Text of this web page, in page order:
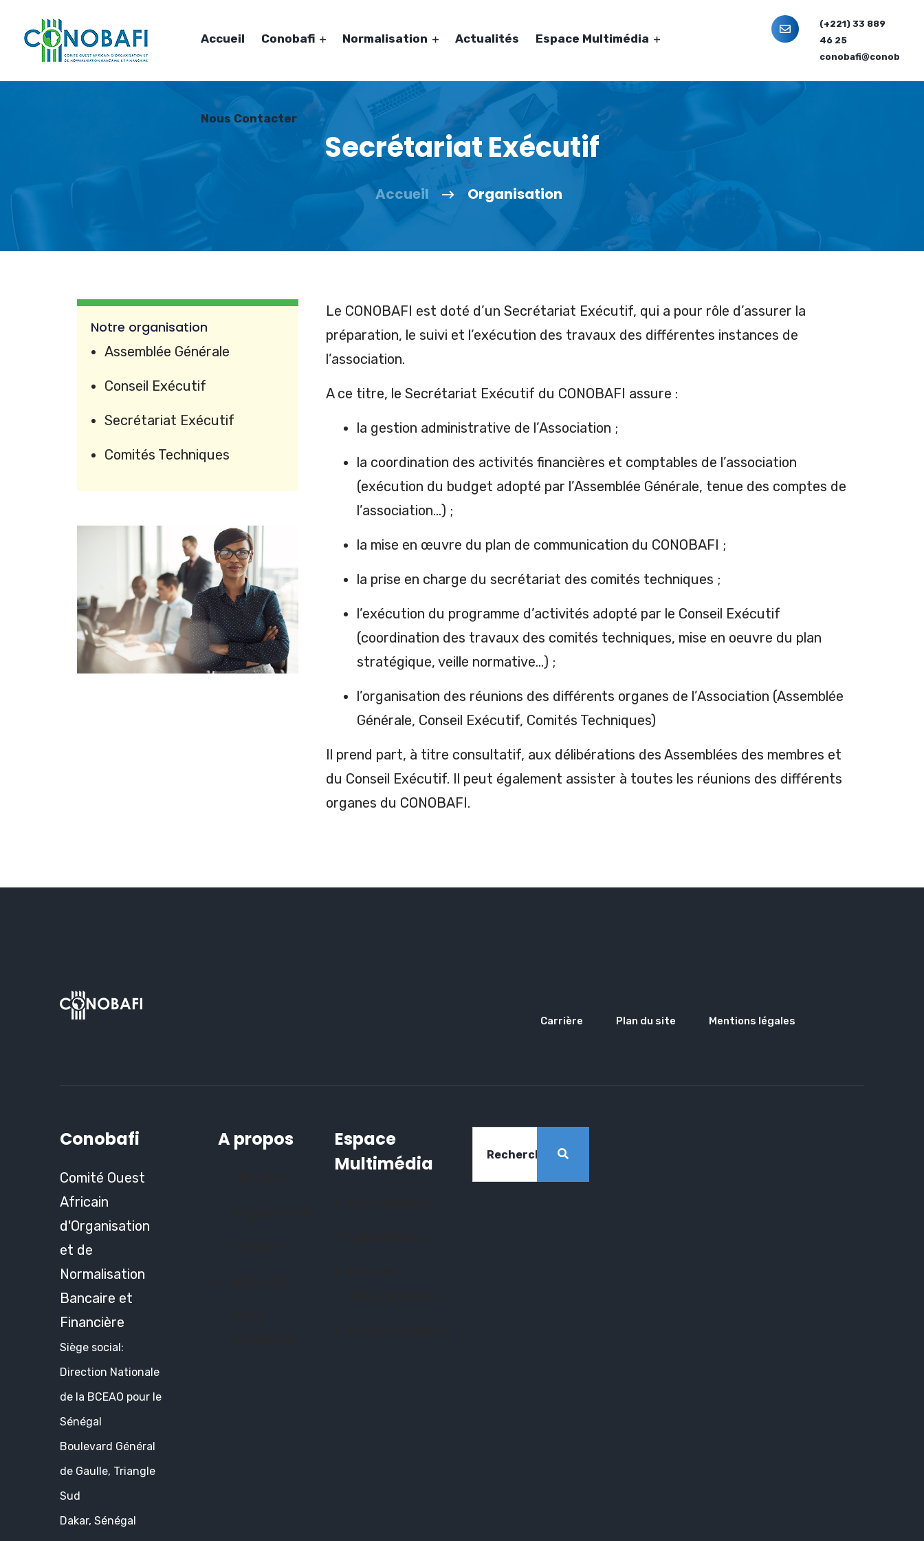
Accueil Conobafi Normalisation Actualités Espace Multimédia
Nous Contacter
(+221) 33 889
46 25
Secrétariat Exécutif
Accueil Organisation
Notre organisation
Assemblée Générale
Conseil Exécutif
Secrétariat Exécutif
Comités Techniques
Le CONOBAFI est doté d’un Secrétariat Exécutif, qui a pour rôle d’assurer la
préparation, le suivi et l’exécution des travaux des différentes instances de
l’association.
A ce titre, le Secrétariat Exécutif du CONOBAFI assure :
la gestion administrative de l’Association ;
la coordination des activités financières et comptables de l’association
(exécution du budget adopté par l’Assemblée Générale, tenue des comptes de
l’association…) ;
la mise en œuvre du plan de communication du CONOBAFI ;
la prise en charge du secrétariat des comités techniques ;
l’exécution du programme d’activités adopté par le Conseil Exécutif
(coordination des travaux des comités techniques, mise en oeuvre du plan
stratégique, veille normative…) ;
l’organisation des réunions des différents organes de l’Association (Assemblée
Générale, Conseil Exécutif, Comités Techniques)
Il prend part, à titre consultatif, aux délibérations des Assemblées des membres et
du Conseil Exécutif. Il peut également assister à toutes les réunions des différents
organes du CONOBAFI.
Carrière Plan du site Mentions légales
Conobafi
Comité Ouest
Africain
d'Organisation
et de
Normalisation
Bancaire et
Financière
Siège social:
Direction Nationale
de la BCEAO pour le
Sénégal
Boulevard Général
de Gaulle, Triangle
Sud
Dakar, Sénégal
A propos
Espace
Multimédia